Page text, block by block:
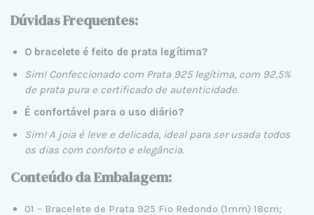
Dúvidas Frequentes:
O bracelete é feito de prata legítima?
Sim! Confeccionado com Prata 925 legítima, com 92,5%
de prata pura e certificado de autenticidade.
É confortável para o uso diário?
Sim! A joia é leve e delicada, ideal para ser usada todos
os dias com conforto e elegância.
Conteúdo da Embalagem:
01 – Bracelete de Prata 925 Fio Redondo (1mm) 18cm;